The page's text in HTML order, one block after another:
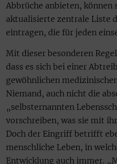
Abbrüche anbieten, können
aktualisierte zentrale Liste
eintragen, die für jeden
Mit dieser besonderen
dass es sich bei einer
gewöhnlichen
Niemand, auch nicht die
„selbsternannten
vorschreiben, was sie mit
Doch der Eingriff betrifft
menschliche Leben, in
Entwicklung auch immer.